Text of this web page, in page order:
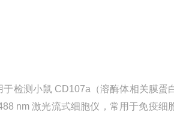
检测小鼠 CD107a（溶酶体相关膜蛋
nm 激光流式细胞仪，常用于免疫细